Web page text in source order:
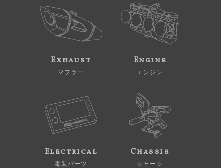
Exhaust
マフラー
Engine
エンジン
Electrical
電装パーツ
Chassis
シャーシ